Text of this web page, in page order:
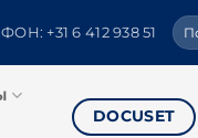
+31 6 412 938 51
DOCUSET